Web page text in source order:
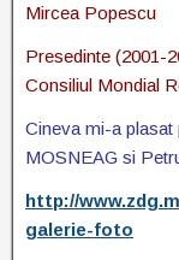
Mircea Popescu
Presedinte (2001-
Consiliul Mondial
Cineva mi-a
MOSNEAG si
http://
galerie-foto